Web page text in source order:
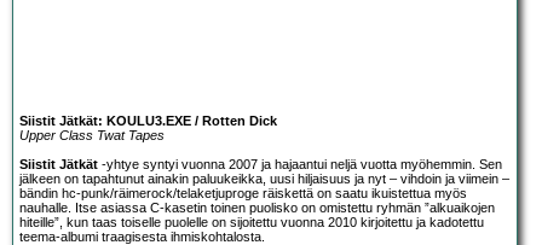
Siistit Jätkät: KOULU3.EXE / Rotten Dick
Upper Class Twat Tapes
Siistit Jätkät -yhtye syntyi vuonna 2007 ja hajaantui neljä vuotta myöhemmin. Sen
jälkeen on tapahtunut ainakin paluukeikka, uusi hiljaisuus ja nyt – vihdoin ja viimein –
bändin hc-punk/räimerock/telaketjuproge räiskettä on saatu ikuistettua myös
nauhalle. Itse asiassa C-kasetin toinen puolisko on omistettu ryhmän ”alkuaikojen
hiteille”, kun taas toiselle puolelle on sijoitettu vuonna 2010 kirjoitettu ja kadotettu
teema-albumi traagisesta ihmiskohtalosta.